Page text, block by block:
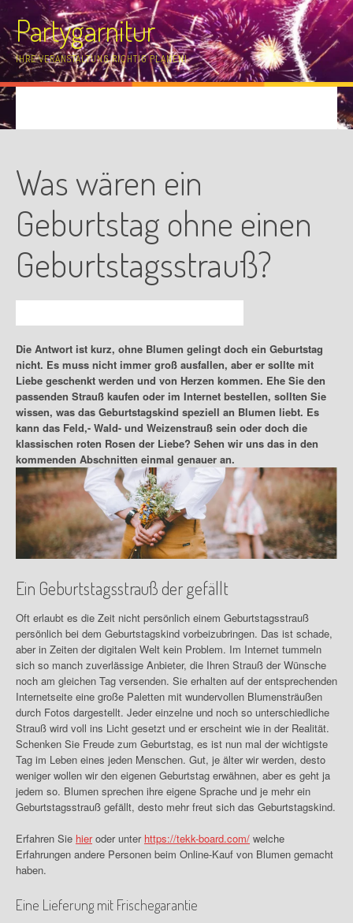
Skip
contentPartygarnitur
IHRE VERANSTALTUNG RICHTIG PLANEN!
Was wären ein
Geburtstag ohne einen
Geburtstagsstrauß?
Die Antwort ist kurz, ohne Blumen gelingt doch ein Geburtstag
nicht. Es muss nicht immer groß ausfallen, aber er sollte mit
Liebe geschenkt werden und von Herzen kommen. Ehe Sie den
passenden Strauß kaufen oder im Internet bestellen, sollten Sie
wissen, was das Geburtstagskind speziell an Blumen liebt. Es
kann das Feld,- Wald- und Weizenstrauß sein oder doch die
klassischen roten Rosen der Liebe? Sehen wir uns das in den
kommenden Abschnitten einmal genauer an.
Ein Geburtstagsstrauß der gefällt
Oft erlaubt es die Zeit nicht persönlich einem Geburtstagsstrauß
persönlich bei dem Geburtstagskind vorbeizubringen. Das ist schade,
aber in Zeiten der digitalen Welt kein Problem. Im Internet tummeln
sich so manch zuverlässige Anbieter, die Ihren Strauß der Wünsche
noch am gleichen Tag versenden. Sie erhalten auf der entsprechenden
Internetseite eine große Paletten mit wundervollen Blumensträußen
durch Fotos dargestellt. Jeder einzelne und noch so unterschiedliche
Strauß wird voll ins Licht gesetzt und er erscheint wie in der Realität.
Schenken Sie Freude zum Geburtstag, es ist nun mal der wichtigste
Tag im Leben eines jeden Menschen. Gut, je älter wir werden, desto
weniger wollen wir den eigenen Geburtstag erwähnen, aber es geht ja
jedem so. Blumen sprechen ihre eigene Sprache und je mehr ein
Geburtstagsstrauß gefällt, desto mehr freut sich das Geburtstagskind.
Erfahren Sie hieroder unter https://tekk-board.com/ welche
Erfahrungen andere Personen beim Online-Kauf von Blumen gemacht
haben.
Eine Lieferung mit Frischegarantie